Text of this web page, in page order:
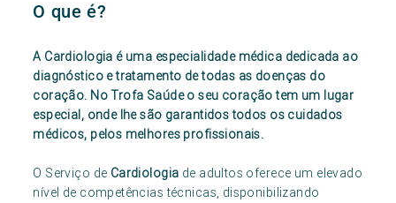
O que é?
A Cardiologia é uma especialidade médica dedicada ao
diagnóstico e tratamento de todas as doenças do
coração. No Trofa Saúde o seu coração tem um lugar
especial, onde lhe são garantidos todos os cuidados
médicos, pelos melhores profissionais.
O Serviço de Cardiologia de adultos oferece um elevado
nível de competências técnicas, disponibilizando